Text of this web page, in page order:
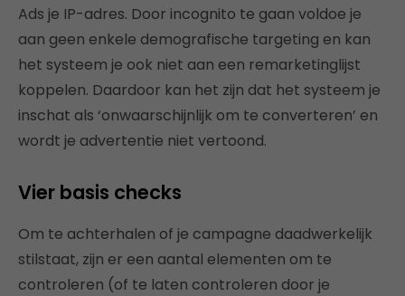
Ads je IP-adres. Door incognito te gaan voldoe je
aan geen enkele demografische targeting en kan
het systeem je ook niet aan een remarketinglijst
koppelen. Daardoor kan het zijn dat het systeem je
inschat als ‘onwaarschijnlijk om te converteren’ en
wordt je advertentie niet vertoond.
Vier basis checks
Om te achterhalen of je campagne daadwerkelijk
stilstaat, zijn er een aantal elementen om te
controleren (of te laten controleren door je